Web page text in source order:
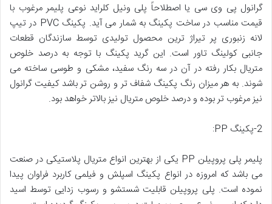
گرانول پی وی سی یا اصطلاحاً پلی ونیل کلراید نوعی پلیمر مرغوب با
قیمت مناسب در ساخت پکینگ به شمار می آید. پکینگ PVC در تیپ
لانه زنبوری پر تیراژ ترین محصول تولیدی توسط سازندگان قطعات
جانبی کولینگ تاور است. این گرید پکینگ با توجه به درصد خلوص
متریال بکار رفته در آن در سه رنگ سفید، مشکی و طوسی ساخته می
شوند. به هر میزان رنگ پکینگ شفاف تر و روشن تر باشد کیفیت گرانول
نیز مرغوب تر بوده و درصد خلوص متریال نیز بالاتر خواهد بود.
2-پکینگ PP:
پلیمر پلی پروپیلن PP یکی از بهترین انواع متریال پلاستیکی در صنعت
می باشد که امروزه در انواع پکینگ اسپلش و فیلمی کاربرد فراوان پیدا
نموده است. پلی پروپیلن قابلیت شستشو و رسوب زدایی توسط اسید